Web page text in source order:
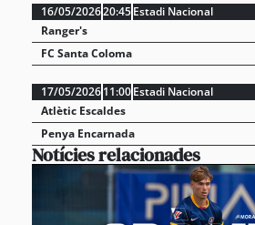
16/05/202620:45Estadi Nacional
Ranger's
FC Santa Coloma
17/05/202611:00Estadi Nacional
Atlètic Escaldes
Penya Encarnada
Notícies relacionades